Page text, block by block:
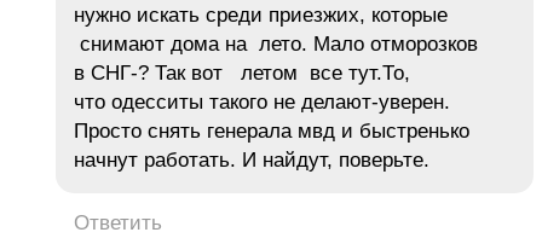
нужно искать среди приезжих, которые
снимают дома на лето. Мало отморозков
в СНГ-? Так вот летом все тут.То,
что одесситы такого не делают-уверен.
Просто снять генерала мвд и быстренько
начнут работать. И найдут, поверьте.
Ответить